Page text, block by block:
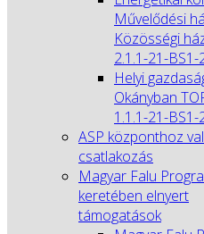
Művelődési
Közösségi
2.1.1-21-
Helyi
Okányban
1.1.1-21-
ASP központhoz
csatlakozás
Magyar Falu
keretében elnyert
támogatások